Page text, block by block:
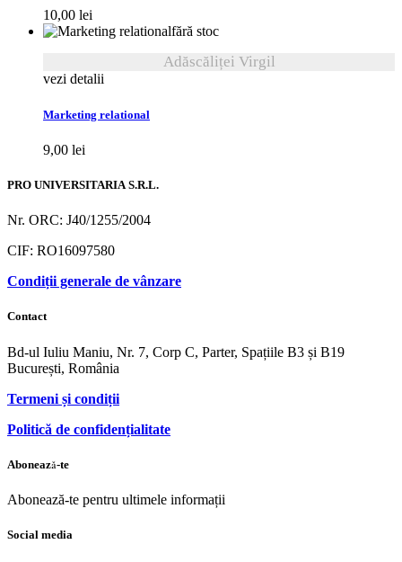
10,00 lei
fără stoc
Adăscăliței Virgil
vezi detalii
Marketing relational
9,00 lei
PRO UNIVERSITARIA S.R.L.
Nr. ORC: J40/1255/2004
CIF: RO16097580
Condiții generale de vânzare
Contact
Bd-ul Iuliu Maniu, Nr. 7, Corp C, Parter, Spațiile B3 și B19
București, România
Termeni și condiții
Politică de confidențialitate
Abonează-te
Abonează-te pentru ultimele informații
Social media